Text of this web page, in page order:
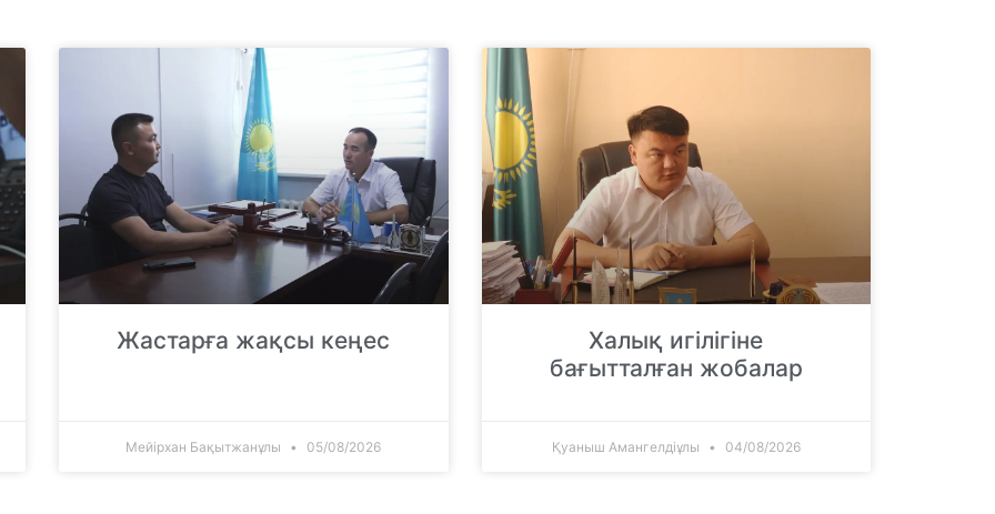
Жастарға жақсы кеңес
Мейірхан Бақытжанұлы 05/08/2026
Халық игілігіне
бағытталған жобалар
Қуаныш Амангелдіұлы 04/08/2026